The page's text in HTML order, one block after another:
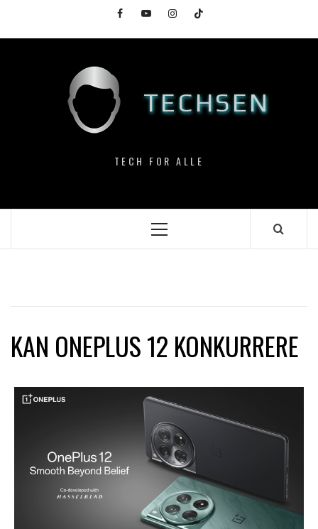
content
FacebookYouTubeInstagramTikTok
TECHSEN
TECH FOR ALLE
Primary
KAN ONEPLUS 12 KONKURRERE